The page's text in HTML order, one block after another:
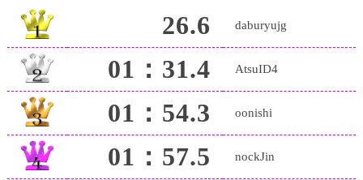
26.6 daburyujg
01：31.4 AtsuID4
01：54.3 oonishi
01：57.5 nockJin